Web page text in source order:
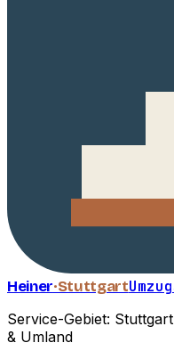
Heiner·Stuttgart
Service-Gebiet: Stuttgart
& Umland